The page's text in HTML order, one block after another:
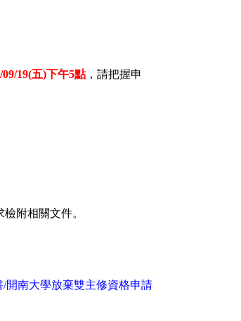
09/19(五)下午5點，請把握申
附相關文件。
開南大學放棄雙主修資格申請